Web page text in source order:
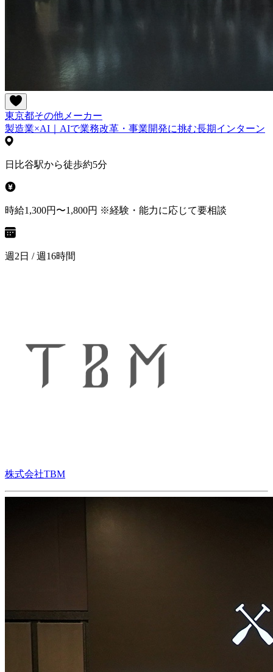
東京都その他 メーカー
製造業×AI｜AIで業務改革・事業開発に挑む長期インターン
日比谷駅から徒歩約5分
時給1,300円〜1,800円 ※経験・能力に応じて要相談
週2日 / 週16時間
株式会社TBM